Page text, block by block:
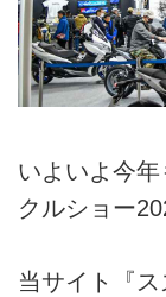
いよいよ今
クルショー
当サイト『